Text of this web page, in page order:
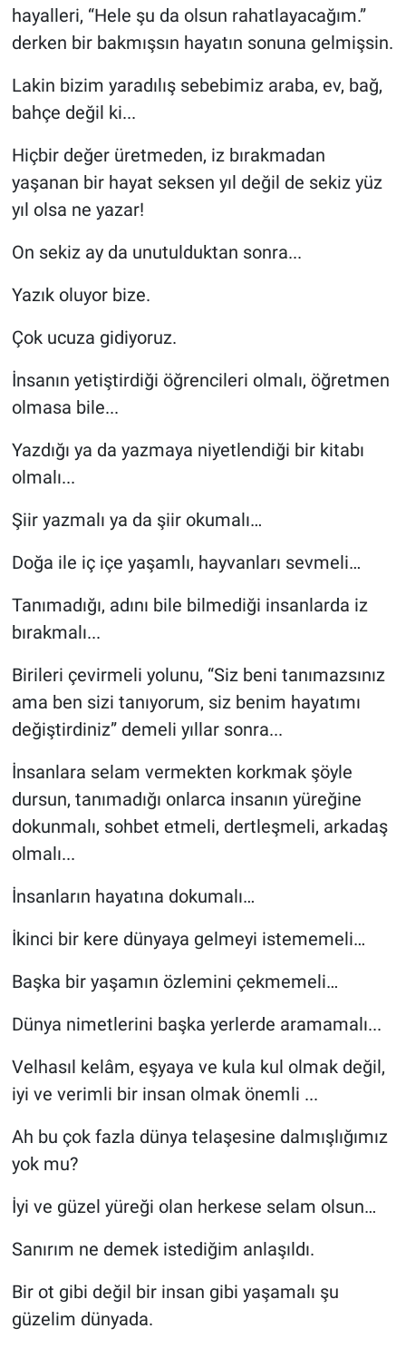
hayalleri, “Hele şu da olsun rahatlayacağım.”
derken bir bakmışsın hayatın sonuna gelmişsin.
Lakin bizim yaradılış sebebimiz araba, ev, bağ,
bahçe değil ki...
Hiçbir değer üretmeden, iz bırakmadan
yaşanan bir hayat seksen yıl değil de sekiz yüz
yıl olsa ne yazar!
On sekiz ay da unutulduktan sonra...
Yazık oluyor bize.
Çok ucuza gidiyoruz.
İnsanın yetiştirdiği öğrencileri olmalı, öğretmen
olmasa bile...
Yazdığı ya da yazmaya niyetlendiği bir kitabı
olmalı...
Şiir yazmalı ya da şiir okumalı…
Doğa ile iç içe yaşamlı, hayvanları sevmeli…
Tanımadığı, adını bile bilmediği insanlarda iz
bırakmalı...
Birileri çevirmeli yolunu, “Siz beni tanımazsınız
ama ben sizi tanıyorum, siz benim hayatımı
değiştirdiniz” demeli yıllar sonra...
İnsanlara selam vermekten korkmak şöyle
dursun, tanımadığı onlarca insanın yüreğine
dokunmalı, sohbet etmeli, dertleşmeli, arkadaş
olmalı...
İnsanların hayatına dokumalı…
İkinci bir kere dünyaya gelmeyi istememeli…
Başka bir yaşamın özlemini çekmemeli…
Dünya nimetlerini başka yerlerde aramamalı...
Velhasıl kelâm, eşyaya ve kula kul olmak değil,
iyi ve verimli bir insan olmak önemli ...
Ah bu çok fazla dünya telaşesine dalmışlığımız
yok mu?
İyi ve güzel yüreği olan herkese selam olsun…
Sanırım ne demek istediğim anlaşıldı.
Bir ot gibi değil bir insan gibi yaşamalı şu
güzelim dünyada.